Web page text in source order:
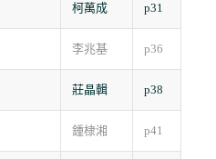
柯萬成 p31
李兆基 p36
莊晶輯 p38
鍾棣湘 p41